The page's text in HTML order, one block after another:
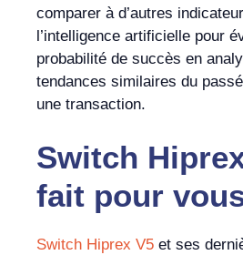
comparer à d’autres
l’intelligence artificielle pour
probabilité de succès en
tendances similaires du
une transaction.
Switch
fait pour
Switch Hiprex V5 et ses